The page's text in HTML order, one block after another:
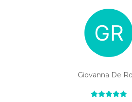
Giovanna De